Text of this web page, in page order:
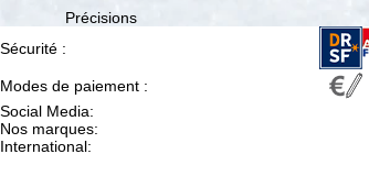
Précisions
Sécurité :
Modes de paiement :
Social Media:
Nos marques:
International: